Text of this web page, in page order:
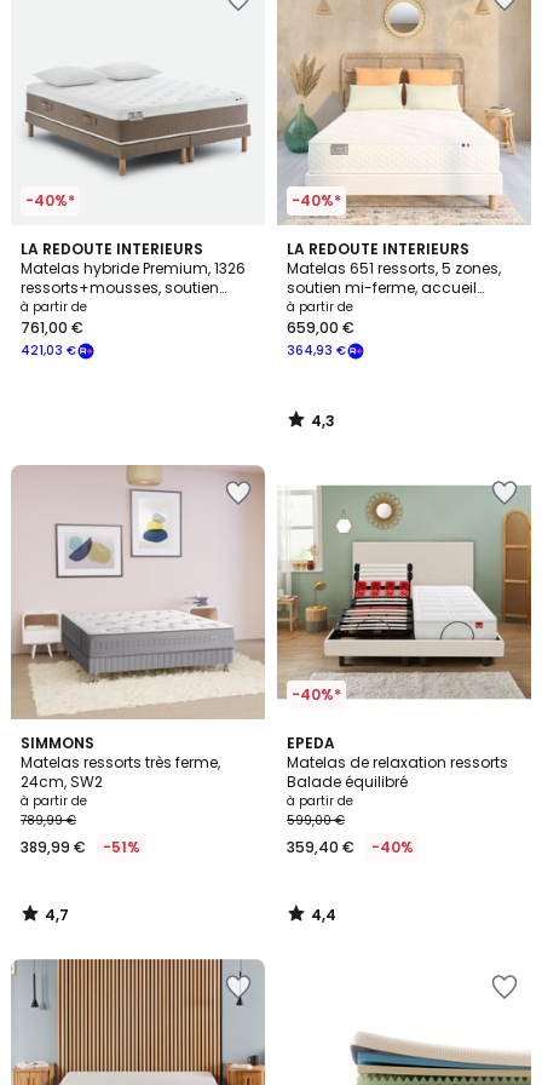
-40%*
LA REDOUTE INTERIEURS
Matelas hybride Premium, 1326
ressorts+mousses, soutien
ferme, accueil équilibré
à partir de
421,03 €
761,00 €
-40%*
LA REDOUTE INTERIEURS
Matelas 651 ressorts, 5 zones,
soutien mi-ferme, accueil
enveloppant
à partir de
364,93 €
659,00 €
4,3
/ 5
4,3
/
SIMMONS
Matelas ressorts très ferme,
24cm, SW2
à partir de
789,99 €
389,99 € -51%
4,7
/ 5
4,7
/
-40%*
EPEDA
Matelas de relaxation ressorts
Balade équilibré
à partir de
599,00 €
359,40 € -40%
4,4
/ 5
4,4
/